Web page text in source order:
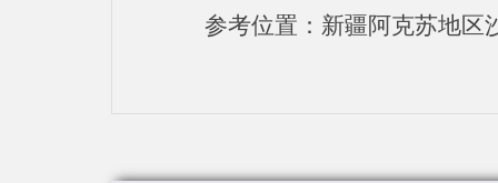
参考位置：新疆阿克苏地区